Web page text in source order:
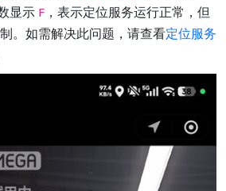
显示 F ，表示定位服务运行正常，但
。如需解决此问题，请查看定位服务